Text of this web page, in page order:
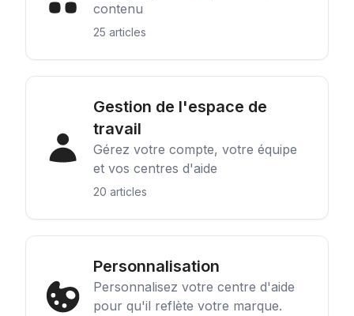
contenu
25 articles
Gestion de l'espace de
travail
Gérez votre compte, votre équipe
et vos centres d'aide
20 articles
Personnalisation
Personnalisez votre centre d'aide
pour qu'il reflète votre marque.